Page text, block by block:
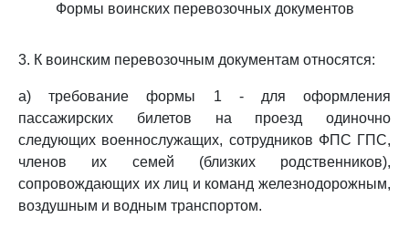
Формы воинских перевозочных документов
3. К воинским перевозочным документам относятся:
а) требование формы 1 - для оформления
пассажирских билетов на проезд одиночно
следующих военнослужащих, сотрудников ФПС ГПС,
членов их семей (близких родственников),
сопровождающих их лиц и команд железнодорожным,
воздушным и водным транспортом.